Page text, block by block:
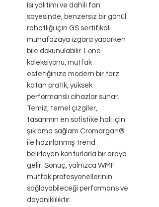
Isı yalıtımı ve dahili fan
sayesinde, benzersiz bir gönül
rahatlığı için GS sertifikalı
muhafazaya ızgara yaparken
bile dokunulabilir. Lono
koleksiyonu, mutfak
estetiğinize modern bir tarz
katan pratik, yüksek
performanslı cihazlar sunar.
Temiz, temel çizgiler,
tasarımın en sofistike hali için
şık ama sağlam Cromargan®
ile hazırlanmış trend
belirleyen konturlarla bir araya
gelir. Sonuç, yalnızca WMF
mutfak profesyonellerinin
sağlayabileceği performans ve
dayanıklılıktır.